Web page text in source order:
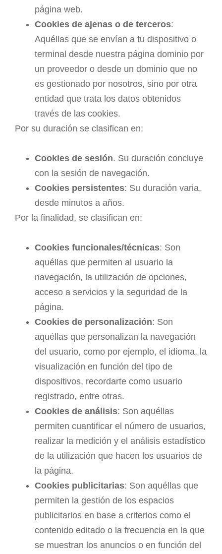
página web.
Cookies de ajenas o de terceros:
Aquéllas que se envían a tu dispositivo o
terminal desde nuestra página dominio por
un proveedor o desde un dominio que no
es gestionado por nosotros, sino por otra
entidad que trata los datos obtenidos
través de las cookies.
Por su duración se clasifican en:
Cookies de sesión. Su duración concluye
con la sesión de navegación.
Cookies persistentes: Su duración varia,
desde minutos a años.
Por la finalidad, se clasifican en:
Cookies funcionales/técnicas: Son
aquéllas que permiten al usuario la
navegación, la utilización de opciones,
acceso a servicios y la seguridad de la
página.
Cookies de personalización: Son
aquéllas que personalizan la navegación
del usuario, como por ejemplo, el idioma, la
visualización en función del tipo de
dispositivos, recordarte como usuario
registrado, entre otras.
Cookies de análisis: Son aquéllas
permiten cuantificar el número de usuarios,
realizar la medición y el análisis estadístico
de la utilización que hacen los usuarios de
la página.
Cookies publicitarias: Son aquéllas que
permiten la gestión de los espacios
publicitarios en base a criterios como el
contenido editado o la frecuencia en la que
se muestran los anuncios o en función del